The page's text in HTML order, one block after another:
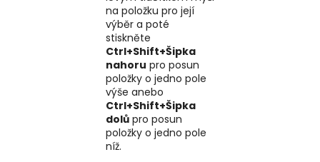
na položku pro její
výběr a poté
stiskněte
Ctrl+Shift+Šipka
nahoru pro posun
položky o jedno pole
výše anebo
Ctrl+Shift+Šipka
dolů pro posun
položky o jedno pole
níž.